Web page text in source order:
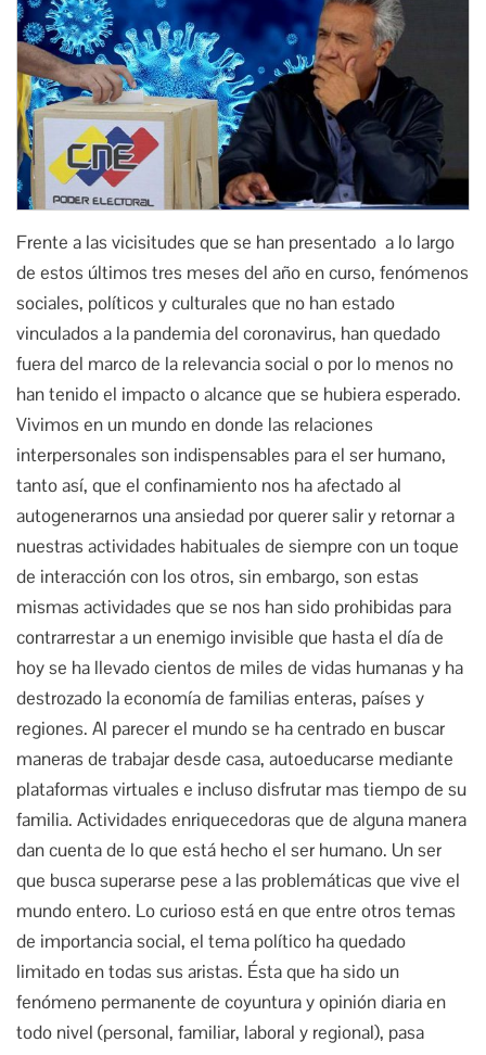
Frente a las vicisitudes que se han presentado a lo largo
de estos últimos tres meses del año en curso, fenómenos
sociales, políticos y culturales que no han estado
vinculados a la pandemia del coronavirus, han quedado
fuera del marco de la relevancia social o por lo menos no
han tenido el impacto o alcance que se hubiera esperado.
Vivimos en un mundo en donde las relaciones
interpersonales son indispensables para el ser humano,
tanto así, que el confinamiento nos ha afectado al
autogenerarnos una ansiedad por querer salir y retornar a
nuestras actividades habituales de siempre con un toque
de interacción con los otros, sin embargo, son estas
mismas actividades que se nos han sido prohibidas para
contrarrestar a un enemigo invisible que hasta el día de
hoy se ha llevado cientos de miles de vidas humanas y ha
destrozado la economía de familias enteras, países y
regiones. Al parecer el mundo se ha centrado en buscar
maneras de trabajar desde casa, autoeducarse mediante
plataformas virtuales e incluso disfrutar mas tiempo de su
familia. Actividades enriquecedoras que de alguna manera
dan cuenta de lo que está hecho el ser humano. Un ser
que busca superarse pese a las problemáticas que vive el
mundo entero. Lo curioso está en que entre otros temas
de importancia social, el tema político ha quedado
limitado en todas sus aristas. Ésta que ha sido un
fenómeno permanente de coyuntura y opinión diaria en
todo nivel (personal, familiar, laboral y regional), pasa